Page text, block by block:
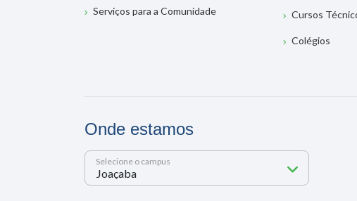
Serviços para a Comunidade Cursos
Colégios
Onde estamos
Selecione o campus